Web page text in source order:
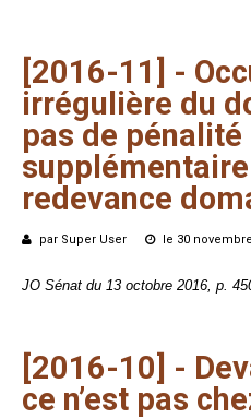
[2016-11] -
irrégulière du
pas de pénalité
supplémentaire
redevance
par Super User le 30
JO Sénat du 13 octobre 2016, p.
[2016-10] -
ce n’est pas